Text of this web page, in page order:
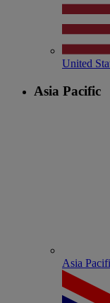
United
Asia Pacific
Asia